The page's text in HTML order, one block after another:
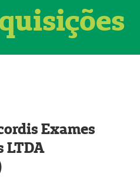
Exames
LTDA